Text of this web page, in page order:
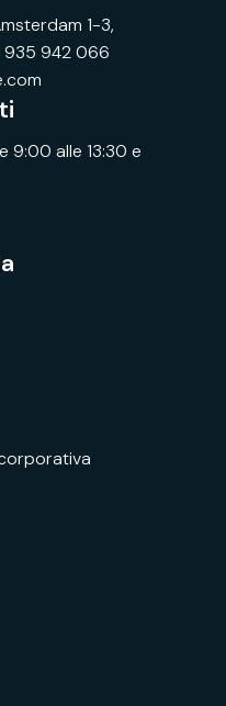
1-3,
935 942 066
9:00 alle 13:30 e